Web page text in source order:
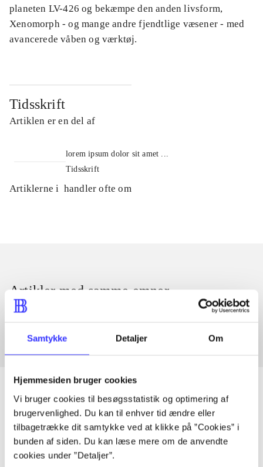
Samtykke Detaljer Om
Hjemmesiden bruger cookies
Vi bruger cookies til besøgsstatistik og optimering af
brugervenlighed. Du kan til enhver tid ændre eller
tilbagetrække dit samtykke ved at klikke på ”Cookies” i
bunden af siden. Du kan læse mere om de anvendte
cookies under ”Detaljer”.
planeten LV-426 og bekæmpe den anden livsform,
Xenomorph - og mange andre fjendtlige væsener - med
avancerede våben og værktøj.
Tidsskrift
Artiklen er en del af
lorem ipsum dolor sit amet ...
Tidsskrift
Artiklerne i handler ofte om
Artikler med samme emner
Fra
Artikler
Alle registrerede artikler fordelt på udgivelser